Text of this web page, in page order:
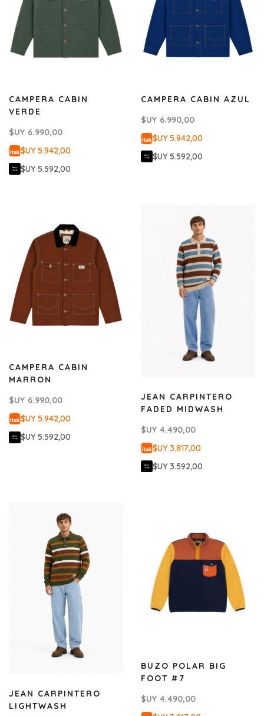
CAMPERA CABIN
VERDE
$UY 6.990,00
$UY 5.942,00
$UY 5.592,00
CAMPERA CABIN AZUL
$UY 6.990,00
$UY 5.942,00
$UY 5.592,00
CAMPERA CABIN
MARRON
$UY 6.990,00
$UY 5.942,00
$UY 5.592,00
JEAN CARPINTERO
FADED MIDWASH
$UY 4.490,00
$UY 3.817,00
$UY 3.592,00
JEAN CARPINTERO
LIGHTWASH
BUZO POLAR BIG
FOOT #7
$UY 4.490,00